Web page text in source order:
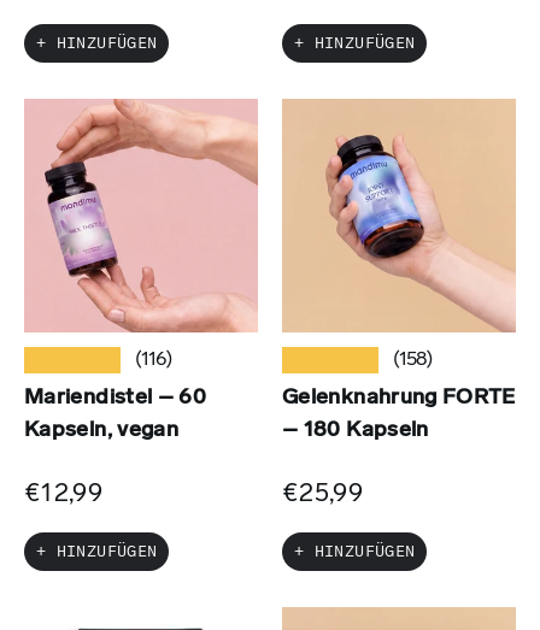
+ HINZUFÜGEN + HINZUFÜGEN
(116)
Mariendistel – 60
Kapseln, vegan
€12,99
+ HINZUFÜGEN
(158)
Gelenknahrung FORTE
– 180 Kapseln
€25,99
+ HINZUFÜGEN